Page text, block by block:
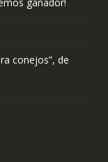
conejos”, de